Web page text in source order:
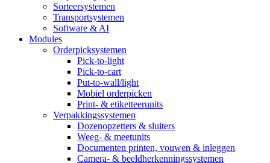
Sorteersystemen
Transportsystemen
Software & AI
Modules
Orderpicksystemen
Pick-to-light
Pick-to-cart
Put-to-wall/light
Mobiel orderpicken
Print- & etiketteerunits
Verpakkingssystemen
Dozenopzetters & sluiters
Weeg- & meetunits
Documenten printen, vouwen & inleggen
Camera- & beeldherkenningssystemen